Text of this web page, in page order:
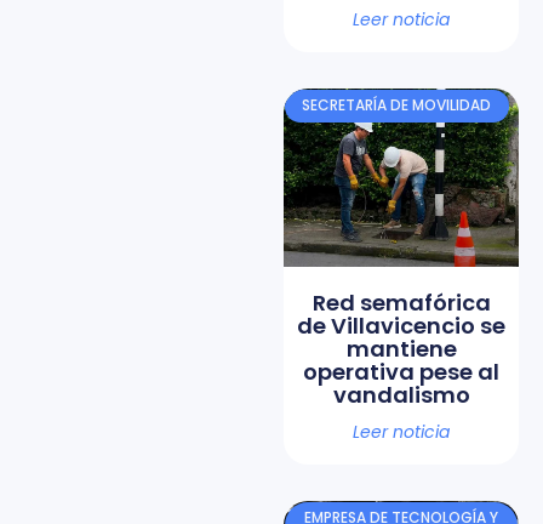
Leer noticia
SECRETARÍA DE MOVILIDAD
Red semafórica
de Villavicencio se
mantiene
operativa pese al
vandalismo
Leer noticia
EMPRESA DE TECNOLOGÍA Y